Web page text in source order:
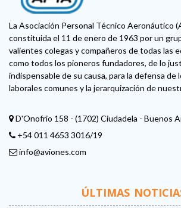
La Asociación Personal Técnico Aeronáutico
constituida el 11 de enero de 1963 por un
valientes colegas y compañeros de todas las
como todos los pioneros fundadores, de lo
indispensable de su causa, para la defensa de
laborales comunes y la jerarquización de
D'Onofrio 158 - (1702) Ciudadela - Buenos
+54 011 4653 3016/19
info@aviones.com
ÚLTIMAS